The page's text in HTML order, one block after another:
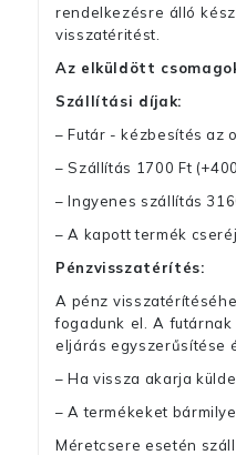
rendelkezésre álló
visszatéritést.
Az elküldött
Szállítási díjak:
– Futár - kézbesítés az
– Szállítás 1700 Ft
– Ingyenes szállítás
– A kapott termék
Pénzvisszatérítés:
A pénz
fogadunk el. A
eljárás egyszerűsítése
– Ha vissza akarja
– A termékeket
Méretcsere esetén